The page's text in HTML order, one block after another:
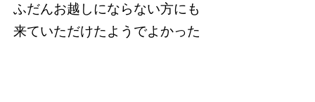
ふだんお越しにならない方にも
来ていただけたようでよかった